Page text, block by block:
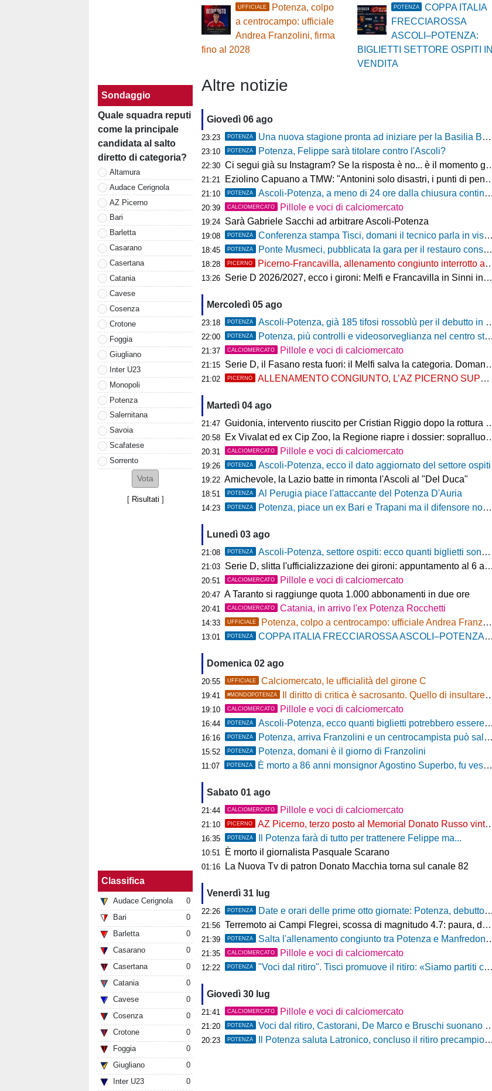
Sondaggio
Quale squadra reputi
come la principale
candidata al salto
diretto di categoria?
Altamura
Audace Cerignola
AZ Picerno
Bari
Barletta
Casarano
Casertana
Catania
Cavese
Cosenza
Crotone
Foggia
Giugliano
Inter U23
Monopoli
Potenza
Salernitana
Savoia
Scafatese
Sorrento
[ Risultati ]
Classifica
Audace Cerignola
0
Bari
0
Barletta
0
Casarano
0
Casertana
0
Catania
0
Cavese
0
Cosenza
0
Crotone
0
Foggia
0
Giugliano
0
Inter U23
0
UFFICIALE
Potenza, colpo
a centrocampo: ufficiale
Andrea Franzolini, firma
fino al 2028
POTENZA
COPPA ITALIA
FRECCIAROSSA
ASCOLI–POTENZA:
BIGLIETTI SETTORE OSPITI IN
VENDITA
Altre notizie
Giovedì 06 ago
23:23 POTENZA Una nuova stagione pronta ad iniziare per la Basilia Basket Potenza
23:10 POTENZA Potenza, Felippe sarà titolare contro l'Ascoli?
22:30 Ci segui già su Instagram? Se la risposta è no... è il momento giusto per rimediare!
21:21 Eziolino Capuano a TMW: "Antonini solo disastri, i punti di penalizzazione che ha preso un record mondiale"
21:10 POTENZA Ascoli-Potenza, a meno di 24 ore dalla chiusura continua a salire il numero di biglietti venduti nel settore ospiti
20:39 CALCIOMERCATO Pillole e voci di calciomercato
19:24 Sarà Gabriele Sacchi ad arbitrare Ascoli-Potenza
19:08 POTENZA Conferenza stampa Tisci, domani il tecnico parla in vista di Ascoli-Potenza
18:45 POTENZA Ponte Musmeci, pubblicata la gara per il restauro conservativo
18:28 PICERNO Picerno-Francavilla, allenamento congiunto interrotto al termine del primo tempo
13:26 Serie D 2026/2027, ecco i gironi: Melfi e Francavilla in Sinni insieme nel Girone H
Mercoledì 05 ago
23:18 POTENZA Ascoli-Potenza, già 185 tifosi rossoblù per il debutto in Coppa Italia Frecciarossa
22:00 POTENZA Potenza, più controlli e videosorveglianza nel centro storico: il Comitato per la sicurezza rafforza le misure
21:37 CALCIOMERCATO Pillole e voci di calciomercato
21:15 Serie D, il Fasano resta fuori: il Melfi salva la categoria. Domani l'attesa per i gironi
21:02 PICERNO ALLENAMENTO CONGIUNTO, L’AZ PICERNO SUPERA L’AS MELFI
Martedì 04 ago
21:47 Guidonia, intervento riuscito per Cristian Riggio dopo la rottura del crociato
20:58 Ex Vivalat ed ex Cip Zoo, la Regione riapre i dossier: sopralluogo di Bardi
20:31 CALCIOMERCATO Pillole e voci di calciomercato
19:26 POTENZA Ascoli-Potenza, ecco il dato aggiornato del settore ospiti
19:22 Amichevole, la Lazio batte in rimonta l'Ascoli al "Del Duca"
18:51 POTENZA Al Perugia piace l'attaccante del Potenza D'Auria
14:23 POTENZA Potenza, piace un ex Bari e Trapani ma il difensore non vestirà rossoblù
Lunedì 03 ago
21:08 POTENZA Ascoli-Potenza, settore ospiti: ecco quanti biglietti sono stati venduti finora
21:03 Serie D, slitta l'ufficializzazione dei gironi: appuntamento al 6 agosto
20:51 CALCIOMERCATO Pillole e voci di calciomercato
20:47 A Taranto si raggiunge quota 1.000 abbonamenti in due ore
20:41 CALCIOMERCATO Catania, in arrivo l'ex Potenza Rocchetti
14:33 UFFICIALE Potenza, colpo a centrocampo: ufficiale Andrea Franzolini, firma fino al 2028
13:01 POTENZA COPPA ITALIA FRECCIAROSSA ASCOLI–POTENZA: BIGLIETTI SETTORE OSPITI IN VENDITA
Domenica 02 ago
20:55 UFFICIALE Calciomercato, le ufficialità del girone C
19:41 #MONDOPOTENZA Il diritto di critica è sacrosanto. Quello di insultare, no!
19:10 CALCIOMERCATO Pillole e voci di calciomercato
16:44 POTENZA Ascoli-Potenza, ecco quanti biglietti potrebbero essere disponibili per il settore ospiti
16:16 POTENZA Potenza, arriva Franzolini e un centrocampista può salutare
15:52 POTENZA Potenza, domani è il giorno di Franzolini
11:07 POTENZA È morto a 86 anni monsignor Agostino Superbo, fu vescovo di Potenza
Sabato 01 ago
21:44 CALCIOMERCATO Pillole e voci di calciomercato
21:10 PICERNO AZ Picerno, terzo posto al Memorial Donato Russo vinto dal Crotone
16:35 POTENZA Il Potenza farà di tutto per trattenere Felippe ma...
10:51 È morto il giornalista Pasquale Scarano
01:16 La Nuova Tv di patron Donato Macchia torna sul canale 82
Venerdì 31 lug
22:26 POTENZA Date e orari delle prime otto giornate: Potenza, debutto al Viviani contro il Casarano venerdì 21 agosto alle 21
21:56 Terremoto ai Campi Flegrei, scossa di magnitudo 4.7: paura, danni e sciame sismico ancora in corso
21:39 POTENZA Salta l'allenamento congiunto tra Potenza e Manfredonia, ecco perchè
21:35 CALCIOMERCATO Pillole e voci di calciomercato
12:22 POTENZA "Voci dal ritiro". Tisci promuove il ritiro: «Siamo partiti con il piede giusto. Ad Ascoli per giocarci le nostre carte»
Giovedì 30 lug
21:41 CALCIOMERCATO Pillole e voci di calciomercato
21:20 POTENZA Voci dal ritiro, Castorani, De Marco e Bruschi suonano la carica: "Siamo pronti, non vediamo l'ora di iniziare"
20:23 POTENZA Il Potenza saluta Latronico, concluso il ritiro precampionato, da domani si torna al Viviani